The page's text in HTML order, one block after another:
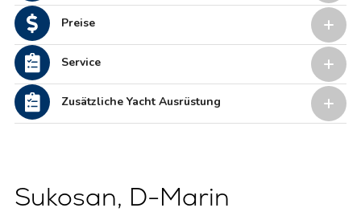
Preise
Service
Zusätzliche Yacht Ausrüstung
Sukosan, D-Marin